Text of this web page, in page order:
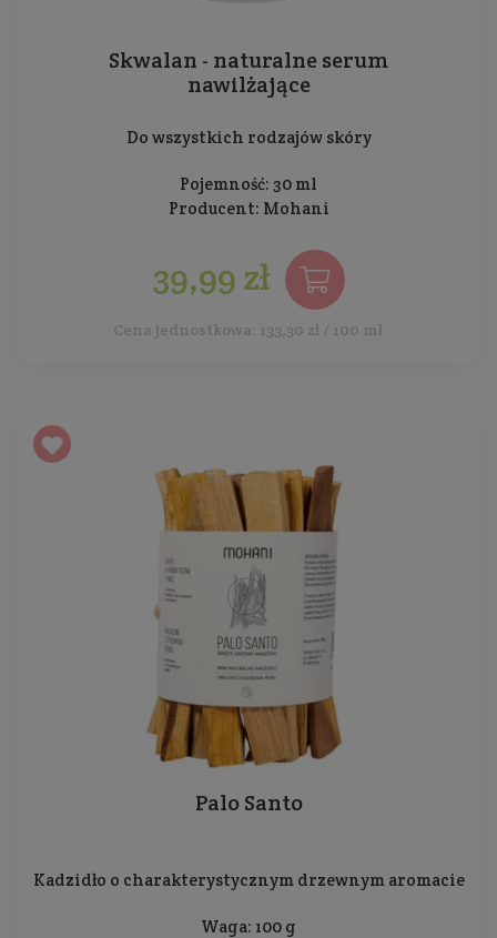
Skwalan - naturalne serum
nawilżające
Do wszystkich rodzajów skóry
Pojemność: 30 ml
Producent: Mohani
39,99 zł
Cena jednostkowa: 133,30 zł / 100 ml
Palo Santo
Kadzidło o charakterystycznym drzewnym aromacie
Waga: 100 g